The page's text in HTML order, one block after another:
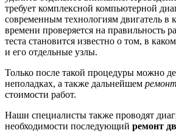
требует комплексной компьютерной
современным технологиям двигатель в
времени проверяется на правильность
теста становится известно о том, в
и его отдельные узлы.
Только после такой процедуры можно
неполадках, а также дальнейшем
стоимости работ.
Наши специалисты также проводят
необходимости последующий ремонт